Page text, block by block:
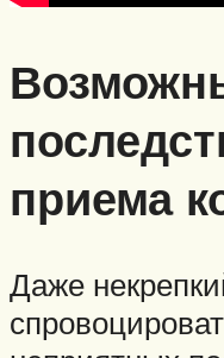
приема
Даже